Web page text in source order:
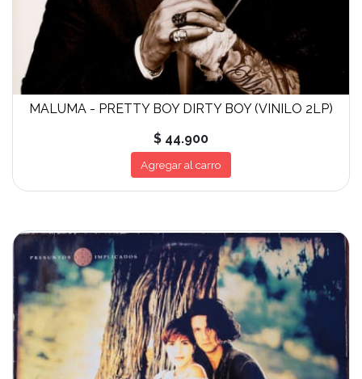
MALUMA - PRETTY BOY DIRTY BOY (VINILO 2LP)
$ 44.900
Agregar al carro